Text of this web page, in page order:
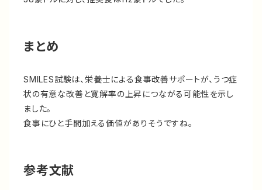
まとめ
SMILES試験は、栄養士による食事改善サポートが、うつ症
状の有意な改善と寛解率の上昇につながる可能性を示し
ました。
食事にひと手間加える価値がありそうですね。
参考文献